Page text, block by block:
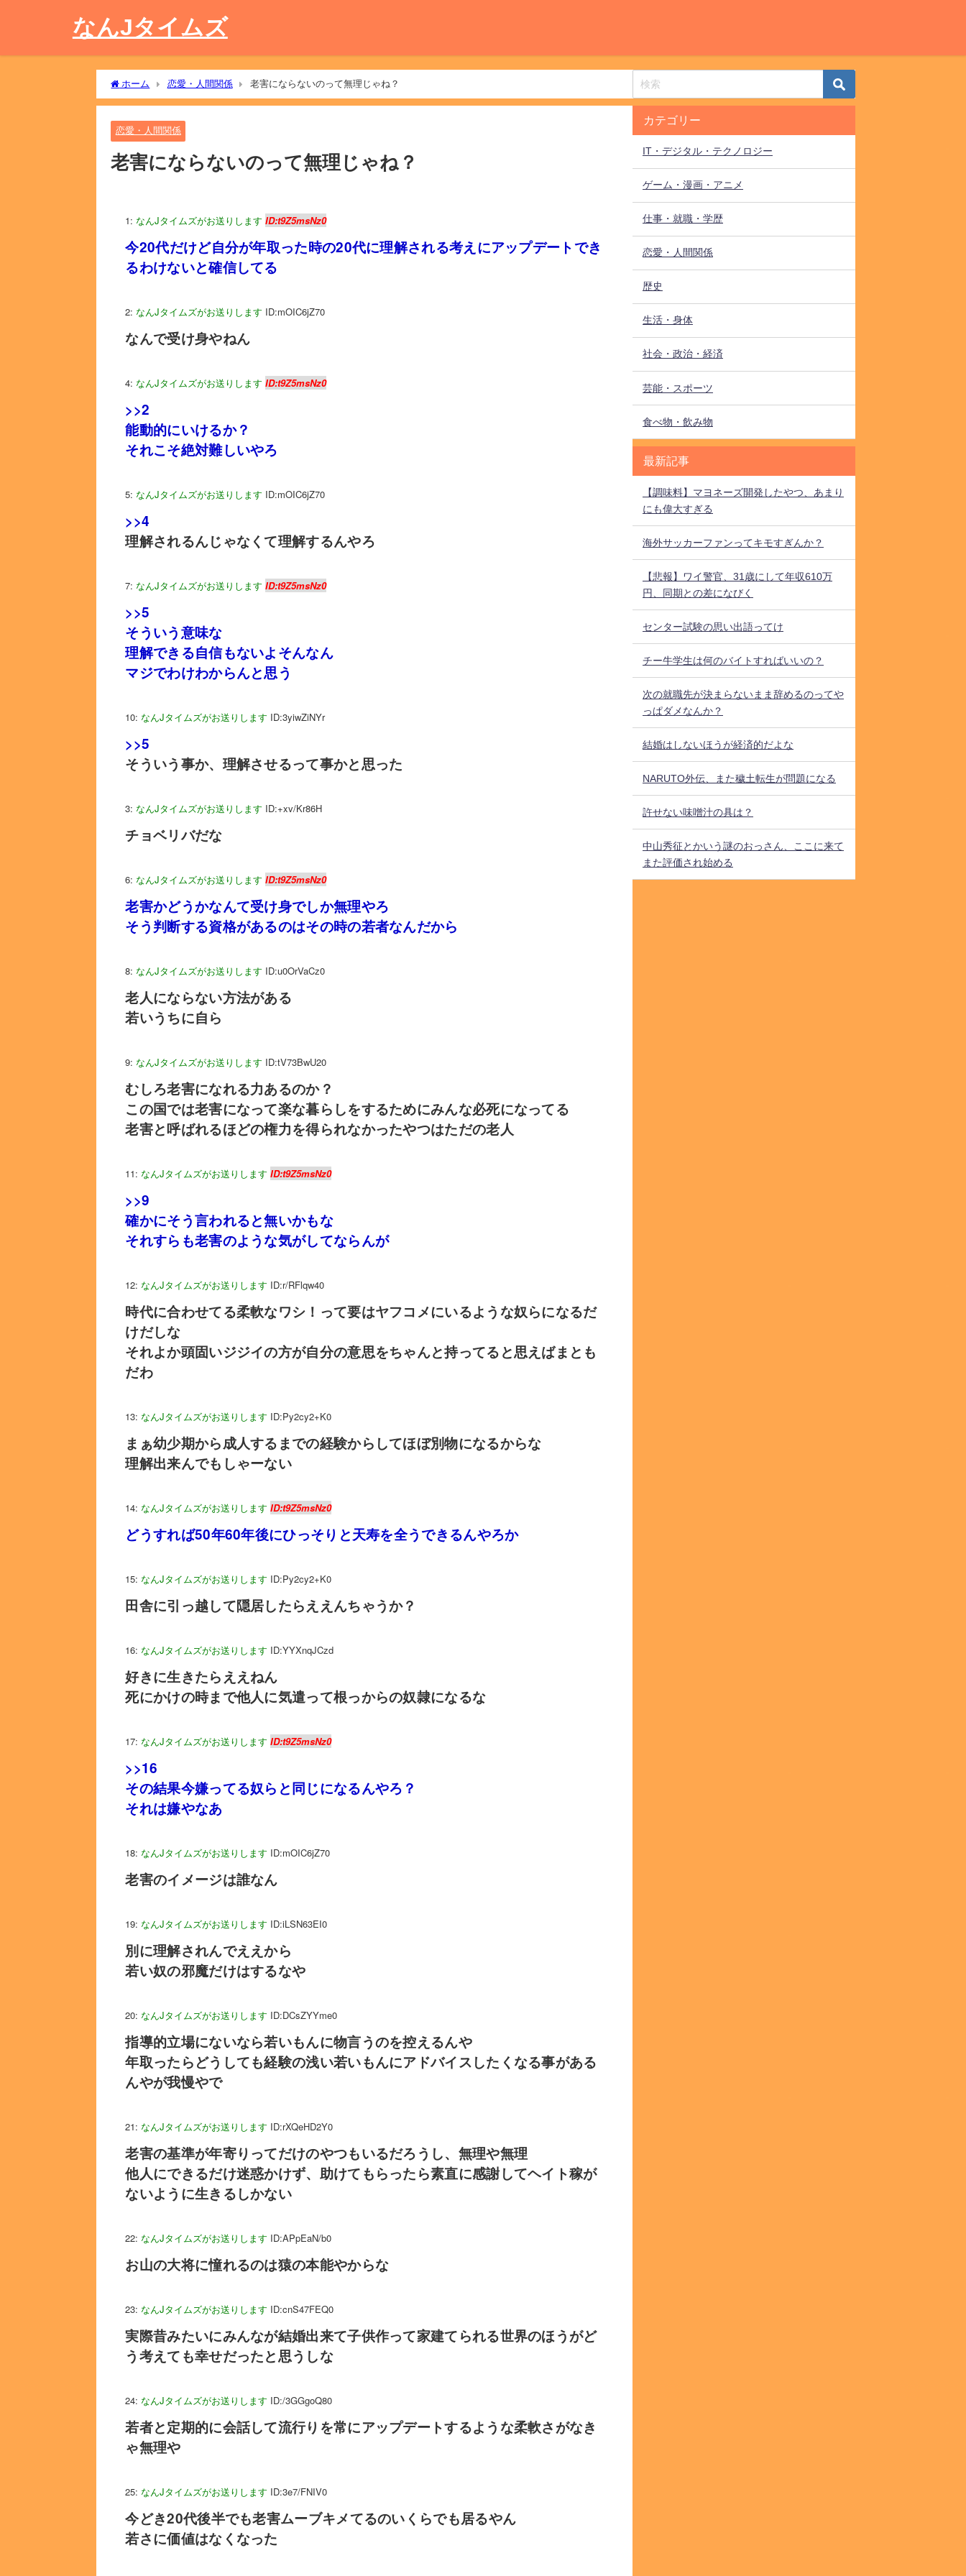
なんJタイムズ
ホーム 恋愛・人間関係 老害にならないのって無理じゃね？
恋愛・人間関係
老害にならないのって無理じゃね？
1:なんJタイムズがお送りします ID:t9Z5msNz0
今20代だけど自分が年取った時の20代に理解される考えにアップデートでき
るわけないと確信してる
2:なんJタイムズがお送りします ID:mOIC6jZ70
なんで受け身やねん
4:なんJタイムズがお送りします ID:t9Z5msNz0
>>2
能動的にいけるか？
それこそ絶対難しいやろ
5:なんJタイムズがお送りします ID:mOIC6jZ70
>>4
理解されるんじゃなくて理解するんやろ
7:なんJタイムズがお送りします ID:t9Z5msNz0
>>5
そういう意味な
理解できる自信もないよそんなん
マジでわけわからんと思う
10:なんJタイムズがお送りします ID:3yiwZiNYr
>>5
そういう事か、理解させるって事かと思った
3:なんJタイムズがお送りします ID:+xv/Kr86H
チョベリバだな
6:なんJタイムズがお送りします ID:t9Z5msNz0
老害かどうかなんて受け身でしか無理やろ
そう判断する資格があるのはその時の若者なんだから
8:なんJタイムズがお送りします ID:u0OrVaCz0
老人にならない方法がある
若いうちに自ら
9:なんJタイムズがお送りします ID:tV73BwU20
むしろ老害になれる力あるのか？
この国では老害になって楽な暮らしをするためにみんな必死になってる
老害と呼ばれるほどの権力を得られなかったやつはただの老人
11:なんJタイムズがお送りします ID:t9Z5msNz0
>>9
確かにそう言われると無いかもな
それすらも老害のような気がしてならんが
12:なんJタイムズがお送りします ID:r/RFlqw40
時代に合わせてる柔軟なワシ！って要はヤフコメにいるような奴らになるだ
けだしな
それよか頭固いジジイの方が自分の意思をちゃんと持ってると思えばまとも
だわ
13:なんJタイムズがお送りします ID:Py2cy2+K0
まぁ幼少期から成人するまでの経験からしてほぼ別物になるからな
理解出来んでもしゃーない
14:なんJタイムズがお送りします ID:t9Z5msNz0
どうすれば50年60年後にひっそりと天寿を全うできるんやろか
15:なんJタイムズがお送りします ID:Py2cy2+K0
田舎に引っ越して隠居したらええんちゃうか？
16:なんJタイムズがお送りします ID:YYXnqJCzd
好きに生きたらええねん
死にかけの時まで他人に気遣って根っからの奴隷になるな
17:なんJタイムズがお送りします ID:t9Z5msNz0
>>16
その結果今嫌ってる奴らと同じになるんやろ？
それは嫌やなあ
18:なんJタイムズがお送りします ID:mOIC6jZ70
老害のイメージは誰なん
19:なんJタイムズがお送りします ID:iLSN63EI0
別に理解されんでええから
若い奴の邪魔だけはするなや
20:なんJタイムズがお送りします ID:DCsZYYme0
指導的立場にないなら若いもんに物言うのを控えるんや
年取ったらどうしても経験の浅い若いもんにアドバイスしたくなる事がある
んやが我慢やで
21:なんJタイムズがお送りします ID:rXQeHD2Y0
老害の基準が年寄りってだけのやつもいるだろうし、無理や無理
他人にできるだけ迷惑かけず、助けてもらったら素直に感謝してヘイト稼が
ないように生きるしかない
22:なんJタイムズがお送りします ID:APpEaN/b0
お山の大将に憧れるのは猿の本能やからな
23:なんJタイムズがお送りします ID:cnS47FEQ0
実際昔みたいにみんなが結婚出来て子供作って家建てられる世界のほうがど
う考えても幸せだったと思うしな
24:なんJタイムズがお送りします ID:/3GGgoQ80
若者と定期的に会話して流行りを常にアップデートするような柔軟さがなき
ゃ無理や
25:なんJタイムズがお送りします ID:3e7/FNIV0
今どき20代後半でも老害ムーブキメてるのいくらでも居るやん
若さに価値はなくなった
カテゴリー
IT・デジタル・テクノロジー
ゲーム・漫画・アニメ
仕事・就職・学歴
恋愛・人間関係
歴史
生活・身体
社会・政治・経済
芸能・スポーツ
食べ物・飲み物
最新記事
【調味料】マヨネーズ開発したやつ、あまり
にも偉大すぎる
海外サッカーファンってキモすぎんか？
【悲報】ワイ警官、31歳にして年収610万
円、同期との差になびく
センター試験の思い出語ってけ
チー牛学生は何のバイトすればいいの？
次の就職先が決まらないまま辞めるのってや
っぱダメなんか？
結婚はしないほうが経済的だよな
NARUTO外伝、また穢土転生が問題になる
許せない味噌汁の具は？
中山秀征とかいう謎のおっさん、ここに来て
また評価され始める